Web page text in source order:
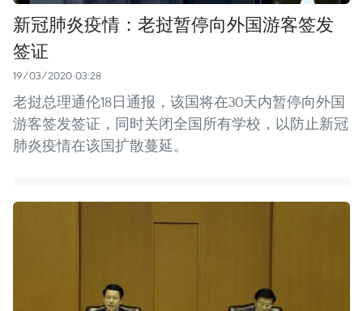
新冠肺炎疫情：老挝暂停向外国游客签发
签证
19/03/2020 03:28
老挝总理通伦18日通报，该国将在30天内暂停向外国
游客签发签证，同时关闭全国所有学校，以防止新冠
肺炎疫情在该国扩散蔓延。